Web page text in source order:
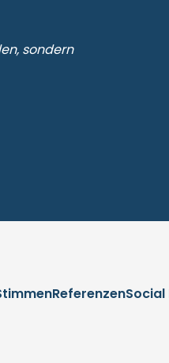
sondern
ReferenzenSocial